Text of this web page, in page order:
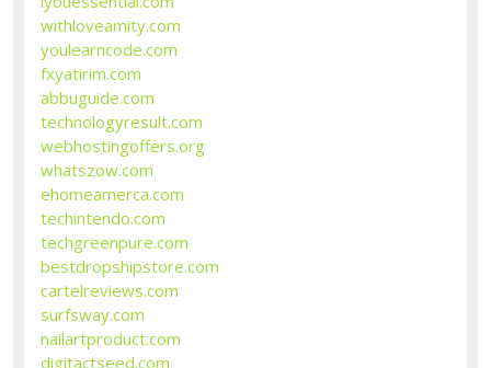
withloveamity.com
youlearncode.com
fxyatirim.com
abbuguide.com
technologyresult.com
webhostingoffers.org
whatszow.com
ehomeamerca.com
techintendo.com
techgreenpure.com
bestdropshipstore.com
cartelreviews.com
surfsway.com
nailartproduct.com
digitactseed.com